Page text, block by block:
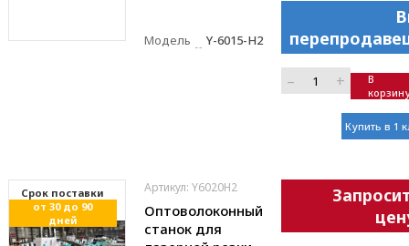
Модель Y-6015-H2
– +
В
Купить в 1
Cрок поставки
от 30 до 90
дней
Артикул: Y6020H2
Оптоволоконный
станок для